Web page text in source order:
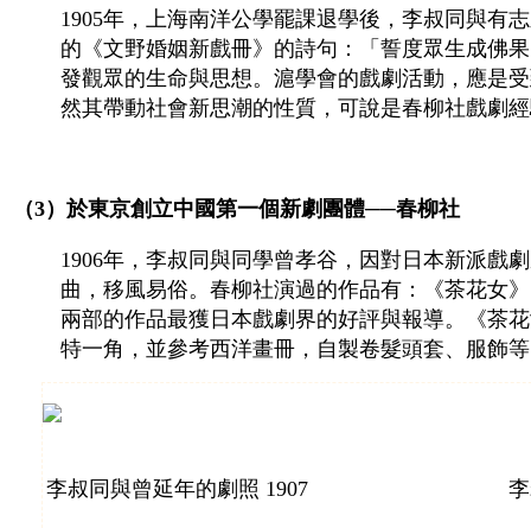
1905年，上海南洋公學罷課退學後，李叔同與有
的《文野婚姻新戲冊》的詩句：「誓度眾生成佛
發觀眾的生命與思想。滬學會的戲劇活動，應是
然其帶動社會新思潮的性質，可說是春柳社戲劇
（3）於東京創立中國第一個新劇團體──春柳社
1906年，李叔同與同學曾孝谷，因對日本新派戲
曲，移風易俗。春柳社演過的作品有：《茶花女
兩部的作品最獲日本戲劇界的好評與報導。《茶
特一角，並參考西洋畫冊，自製卷髮頭套、服飾
李叔同與曾延年的劇照 1907 李叔同的《